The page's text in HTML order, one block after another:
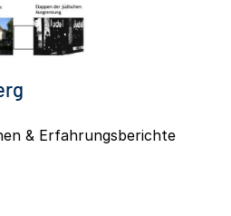
& Erfahrungsberichte